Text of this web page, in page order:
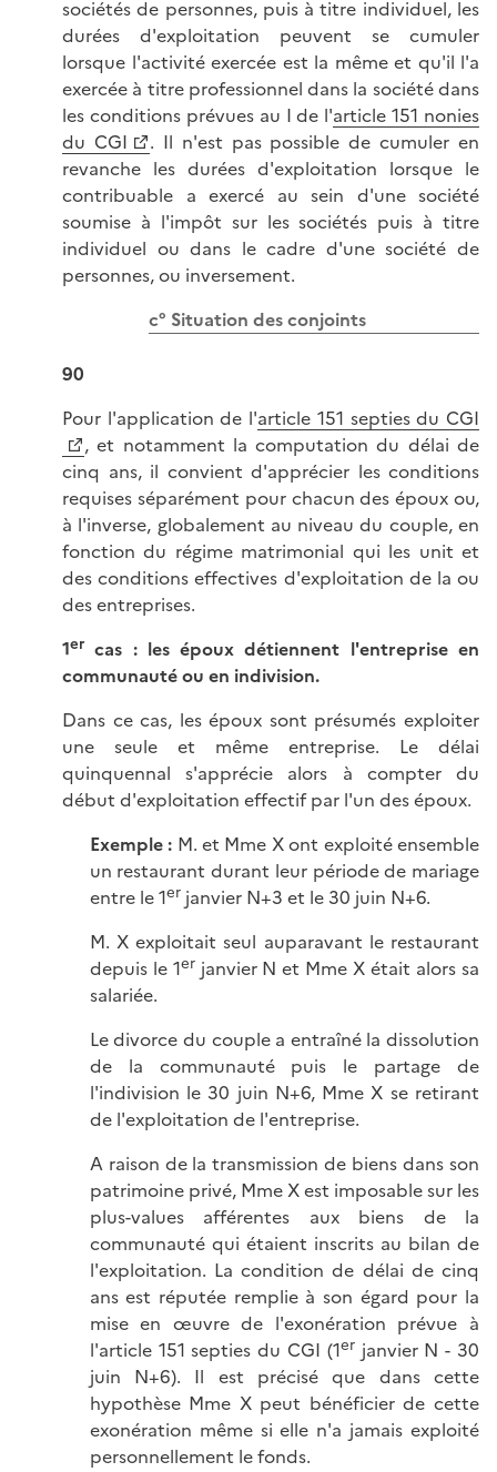
sociétés de personnes, puis à titre individuel, les
durées d'exploitation peuvent se cumuler
lorsque l'activité exercée est la même et qu'il l'a
exercée à titre professionnel dans la société dans
les conditions prévues au I de l'article 151 nonies
du CGI
. Il n'est pas possible de cumuler en
revanche les durées d'exploitation lorsque le
contribuable a exercé au sein d'une société
soumise à l'impôt sur les sociétés puis à titre
individuel ou dans le cadre d'une société de
personnes, ou inversement.
c° Situation des conjoints
90
Pour l'application de l'article 151 septies du CGI
, et notamment la computation du délai de
cinq ans, il convient d'apprécier les conditions
requises séparément pour chacun des époux ou,
à l'inverse, globalement au niveau du couple, en
fonction du régime matrimonial qui les unit et
des conditions effectives d'exploitation de la ou
des entreprises.
1er cas : les époux détiennent l'entreprise en
communauté ou en indivision.
Dans ce cas, les époux sont présumés exploiter
une seule et même entreprise. Le délai
quinquennal s'apprécie alors à compter du
début d'exploitation effectif par l'un des époux.
Exemple : M. et Mme X ont exploité ensemble
un restaurant durant leur période de mariage
entre le 1erjanvier N+3 et le 30 juin N+6.
M. X exploitait seul auparavant le restaurant
depuis le 1erjanvier N et Mme X était alors sa
salariée.
Le divorce du couple a entraîné la dissolution
de la communauté puis le partage de
l'indivision le 30 juin N+6, Mme X se retirant
de l'exploitation de l'entreprise.
A raison de la transmission de biens dans son
patrimoine privé, Mme X est imposable sur les
plus-values afférentes aux biens de la
communauté qui étaient inscrits au bilan de
l'exploitation. La condition de délai de cinq
ans est réputée remplie à son égard pour la
mise en œuvre de l'exonération prévue à
l'article 151 septies du CGI (1erjanvier N - 30
juin N+6). Il est précisé que dans cette
hypothèse Mme X peut bénéficier de cette
exonération même si elle n'a jamais exploité
personnellement le fonds.